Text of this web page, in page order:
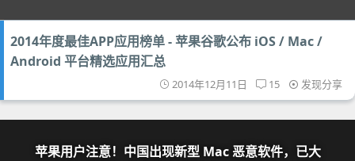
2014年度最佳APP应用榜单 - 苹果谷歌公布 iOS / Mac /
Android 平台精选应用汇总
2014年12月11日 15 发现分享
苹果用户注意！中国出现新型 Mac 恶意软件，已大